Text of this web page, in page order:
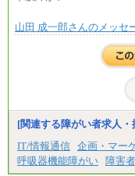
※試用期
基本月
いたしま
※自己
※別途、
山田 成一郎さんのメッセ
[関連する障がい者求人
IT/情報通信 企画・マー
呼吸器機能障がい 障害